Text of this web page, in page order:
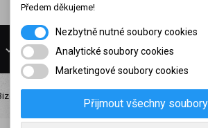
Potraviny Akce
Gym Pumpky 602 - černá/červená
Předem děkujeme!
Nezbytně nutné soubory cookies
Analytické soubory cookies
Marketingové soubory cookies
Přijmout všechny